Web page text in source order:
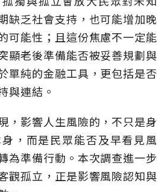
缺乏社會支持，也可能增加晚
可能性；且這份焦慮不一定能
顯老後準備能否被妥善規劃與
單純的金融工具，更包括是否
與連結。
，影響人生風險的，不只是身
，而是民眾能否及早看見風
為準備行動。本次調查進一步
觀孤立，正是影響風險認知與